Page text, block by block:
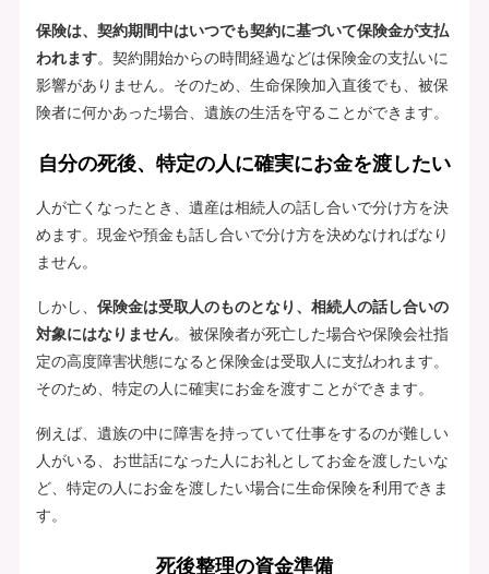
保険は、契約期間中はいつでも契約に基づいて保険金が支払
われます。契約開始からの時間経過などは保険金の支払いに
影響がありません。そのため、生命保険加入直後でも、被保
険者に何かあった場合、遺族の生活を守ることができます。
自分の死後、特定の人に確実にお金を渡したい
人が亡くなったとき、遺産は相続人の話し合いで分け方を決
めます。現金や預金も話し合いで分け方を決めなければなり
ません。
しかし、 保険金は受取人のものとなり、相続人の話し合いの
対象にはなりません。被保険者が死亡した場合や保険会社指
定の高度障害状態になると保険金は受取人に支払われます。
そのため、特定の人に確実にお金を渡すことができます。
例えば、遺族の中に障害を持っていて仕事をするのが難しい
人がいる、お世話になった人にお礼としてお金を渡したいな
ど、特定の人にお金を渡したい場合に生命保険を利用できま
す。
死後整理の資金準備